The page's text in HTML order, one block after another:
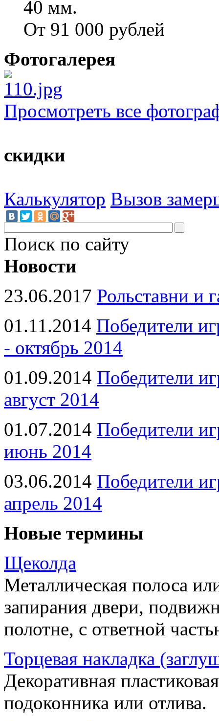
40 мм.
От 91 000 рублей
Фотогалерея
Просмотреть все
скидки
Калькулятор Вызов
Поиск по сайту
Новости
23.06.2017 Рольставни и
01.11.2014 Победители
- октябрь 2014
01.09.2014 Победители
август 2014
01.07.2014 Победители
июнь 2014
03.06.2014 Победители
апрель 2014
Новые термины
Щеколда
Металлическая полоса
запирания двери,
полотне, с ответной
Торцевая накладка
Декоративная
подоконника или отлива.